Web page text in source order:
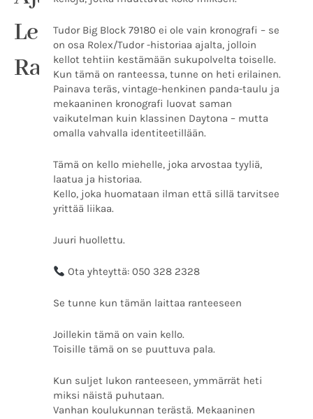
Legenda
Ranteeseen
Tudor Big Block 79180 ei ole vain kronografi – se
on osa Rolex/Tudor -historiaa ajalta, jolloin
kellot tehtiin kestämään sukupolvelta toiselle.
Kun tämä on ranteessa, tunne on heti erilainen.
Painava teräs, vintage-henkinen panda-taulu ja
mekaaninen kronografi luovat saman
vaikutelman kuin klassinen Daytona – mutta
omalla vahvalla identiteetillään.
Tämä on kello miehelle, joka arvostaa tyyliä,
laatua ja historiaa.
Kello, joka huomataan ilman että sillä tarvitsee
yrittää liikaa.
Juuri huollettu.
Ota yhteyttä: 050 328 2328
Se tunne kun tämän laittaa ranteeseen
Joillekin tämä on vain kello.
Toisille tämä on se puuttuva pala.
Kun suljet lukon ranteeseen, ymmärrät heti
miksi näistä puhutaan.
Vanhan koulukunnan terästä. Mekaaninen